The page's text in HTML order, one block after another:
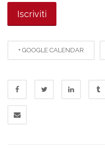
+ GOOGLE CALENDAR